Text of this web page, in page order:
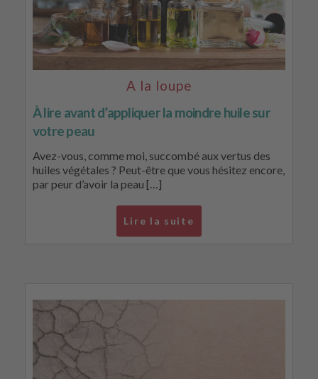
A la loupe
À lire avant d’appliquer la moindre huile sur
votre peau
Avez-vous, comme moi, succombé aux vertus des
huiles végétales ? Peut-être que vous hésitez encore,
par peur d’avoir la peau […]
Lire la suite